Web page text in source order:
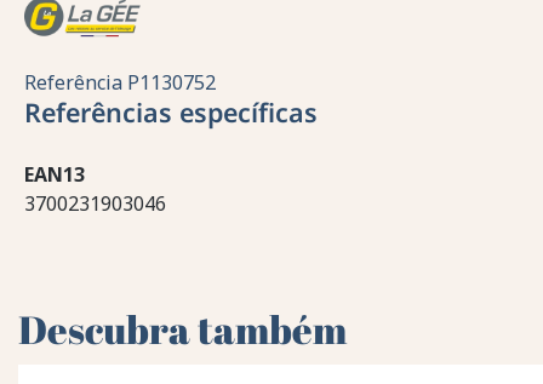
Referência P1130752
Referências específicas
EAN13
3700231903046
Descubra também